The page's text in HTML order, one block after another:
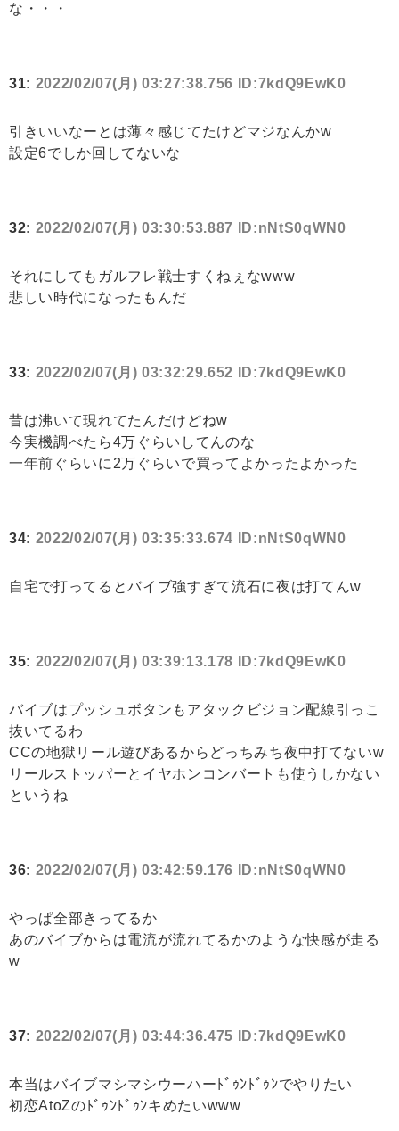
な・・・
31: 2022/02/07(月) 03:27:38.756 ID:7kdQ9EwK0
引きいいなーとは薄々感じてたけどマジなんかw
設定6でしか回してないな
32: 2022/02/07(月) 03:30:53.887 ID:nNtS0qWN0
それにしてもガルフレ戦士すくねぇなwww
悲しい時代になったもんだ
33: 2022/02/07(月) 03:32:29.652 ID:7kdQ9EwK0
昔は沸いて現れてたんだけどねw
今実機調べたら4万ぐらいしてんのな
一年前ぐらいに2万ぐらいで買ってよかったよかった
34: 2022/02/07(月) 03:35:33.674 ID:nNtS0qWN0
自宅で打ってるとバイブ強すぎて流石に夜は打てんw
35: 2022/02/07(月) 03:39:13.178 ID:7kdQ9EwK0
バイブはプッシュボタンもアタックビジョン配線引っこ
抜いてるわ
CCの地獄リール遊びあるからどっちみち夜中打てないw
リールストッパーとイヤホンコンバートも使うしかない
というね
36: 2022/02/07(月) 03:42:59.176 ID:nNtS0qWN0
やっぱ全部きってるか
あのバイブからは電流が流れてるかのような快感が走る
w
37: 2022/02/07(月) 03:44:36.475 ID:7kdQ9EwK0
本当はバイブマシマシウーハーﾄﾞｩﾝﾄﾞｩﾝでやりたい
初恋AtoZのﾄﾞｩﾝﾄﾞｩﾝキめたいwww